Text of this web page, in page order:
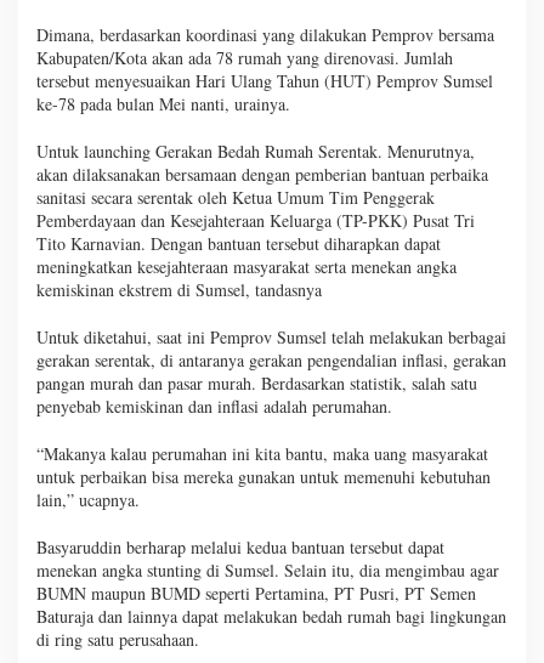
Dimana, berdasarkan koordinasi yang dilakukan Pemprov bersama
Kabupaten/Kota akan ada 78 rumah yang direnovasi. Jumlah
tersebut menyesuaikan Hari Ulang Tahun (HUT) Pemprov Sumsel
ke-78 pada bulan Mei nanti, urainya.
Untuk launching Gerakan Bedah Rumah Serentak. Menurutnya,
akan dilaksanakan bersamaan dengan pemberian bantuan perbaika
sanitasi secara serentak oleh Ketua Umum Tim Penggerak
Pemberdayaan dan Kesejahteraan Keluarga (TP-PKK) Pusat Tri
Tito Karnavian. Dengan bantuan tersebut diharapkan dapat
meningkatkan kesejahteraan masyarakat serta menekan angka
kemiskinan ekstrem di Sumsel, tandasnya
Untuk diketahui, saat ini Pemprov Sumsel telah melakukan berbagai
gerakan serentak, di antaranya gerakan pengendalian inflasi, gerakan
pangan murah dan pasar murah. Berdasarkan statistik, salah satu
penyebab kemiskinan dan inflasi adalah perumahan.
“Makanya kalau perumahan ini kita bantu, maka uang masyarakat
untuk perbaikan bisa mereka gunakan untuk memenuhi kebutuhan
lain,” ucapnya.
Basyaruddin berharap melalui kedua bantuan tersebut dapat
menekan angka stunting di Sumsel. Selain itu, dia mengimbau agar
BUMN maupun BUMD seperti Pertamina, PT Pusri, PT Semen
Baturaja dan lainnya dapat melakukan bedah rumah bagi lingkungan
di ring satu perusahaan.